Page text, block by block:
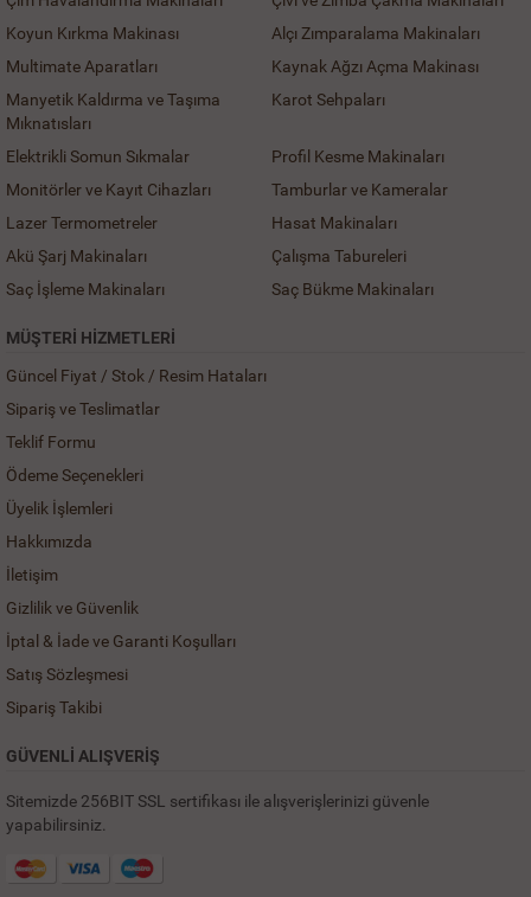
Koyun Kırkma Makinası
Alçı Zımparalama Makinaları
Multimate Aparatları
Kaynak Ağzı Açma Makinası
Manyetik Kaldırma ve Taşıma
Mıknatısları
Karot Sehpaları
Elektrikli Somun Sıkmalar
Profil Kesme Makinaları
Monitörler ve Kayıt Cihazları
Tamburlar ve Kameralar
Lazer Termometreler
Hasat Makinaları
Akü Şarj Makinaları
Çalışma Tabureleri
Saç İşleme Makinaları
Saç Bükme Makinaları
MÜŞTERI HIZMETLERI
Güncel Fiyat / Stok / Resim Hataları
Sipariş ve Teslimatlar
Teklif Formu
Ödeme Seçenekleri
Üyelik İşlemleri
Hakkımızda
İletişim
Gizlilik ve Güvenlik
İptal & İade ve Garanti Koşulları
Satış Sözleşmesi
Sipariş Takibi
GÜVENLİ ALIŞVERİŞ
Sitemizde 256BIT SSL sertifikası ile alışverişlerinizi güvenle
yapabilirsiniz.